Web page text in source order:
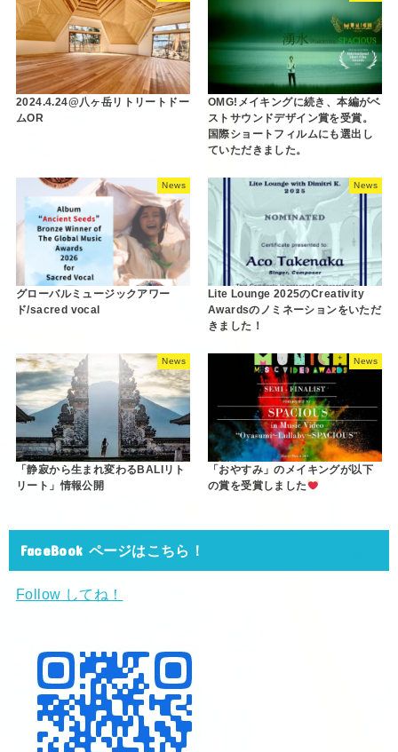
2024.4.24@八ヶ岳リトリートドー
ムOR
OMG!メイキングに続き、本編がベ
ストサウンドデザイン賞を受賞。
国際ショートフィルムにも選出し
ていただきました。
News
グローバルミュージックアワー
ド/sacred vocal
News
Lite Lounge 2025のCreativity
Awardsのノミネーションをいただ
きました！
News
「静寂から生まれ変わるBALIリト
リート」情報公開
News
「おやすみ」のメイキングが以下
の賞を受賞しました
FaceBook ページはこちら！
Follow してね！